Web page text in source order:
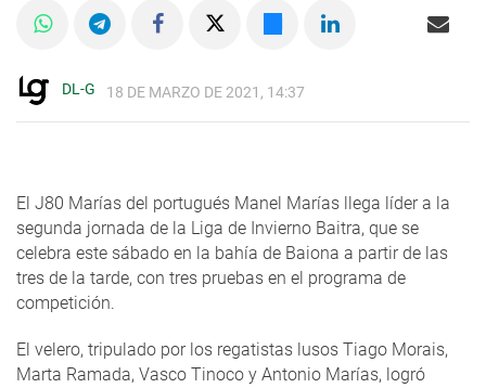
DL-G 18 DE MARZO DE 2021, 14:37
El J80 Marías del portugués Manel Marías llega líder a la
segunda jornada de la Liga de Invierno Baitra, que se
celebra este sábado en la bahía de Baiona a partir de las
tres de la tarde, con tres pruebas en el programa de
competición.
El velero, tripulado por los regatistas lusos Tiago Morais,
Marta Ramada, Vasco Tinoco y Antonio Marías, logró